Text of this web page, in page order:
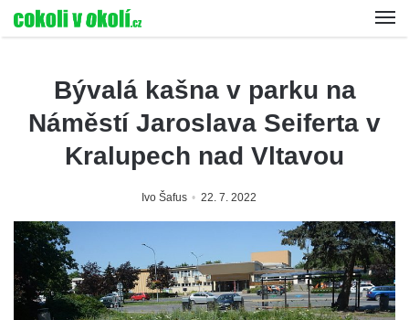
Bývalá kašna v parku na
Náměstí Jaroslava Seiferta v
Kralupech nad Vltavou
Ivo Šafus 22. 7. 2022